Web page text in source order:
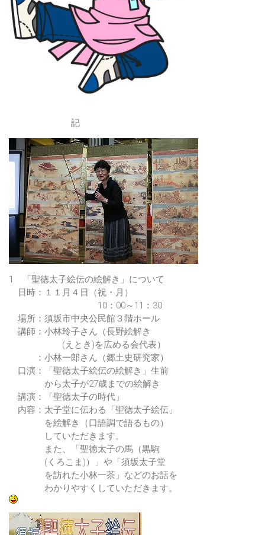
記
1 「聖徳太子絵伝の絵解き」について
日時：１１月４日（祝・月）
10：00～11：30
場所：須坂市中央公民館３階ホール
講師：小林玲子さん（長野絵解き
(えとき)を広める会代表）
：小林一郎さん（郷土史研究家）
口演：「聖徳太子絵伝の絵解き」生前
から太子が27歳までの絵解き
講演：「聖徳太子の時代」
内容：太子堂に伝わる「聖徳太子絵伝」
を絵解き（口語調で語るもの）
していただきます。
また、「聖徳太子の馬（黒駒
(くろこま)）」や「須坂太子堂
を訪れた小林一茶」などのお話を
わかりやすくしていただきます。